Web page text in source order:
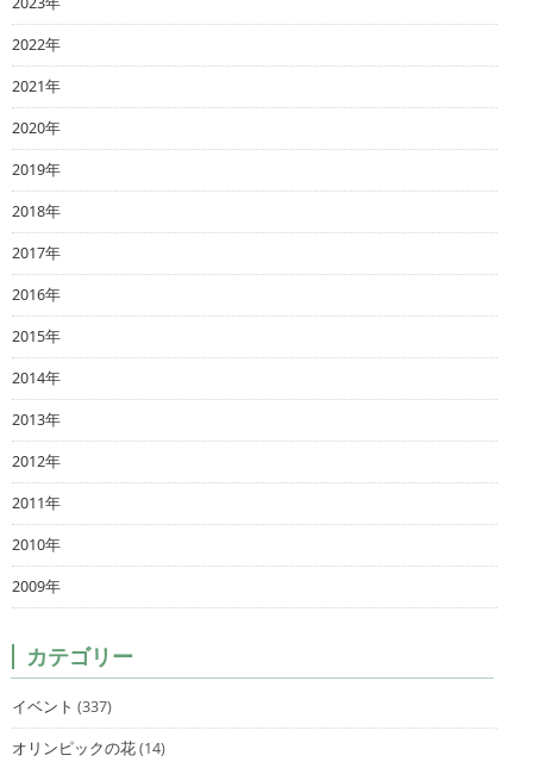
2022年
2021年
2020年
2019年
2018年
2017年
2016年
2015年
2014年
2013年
2012年
2011年
2010年
2009年
カテゴリー
イベント (337)
オリンピックの花(14)